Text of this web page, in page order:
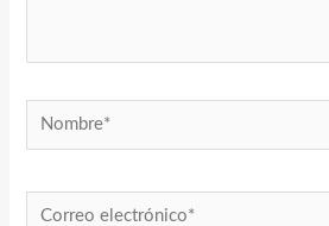
Nombre*
Correo